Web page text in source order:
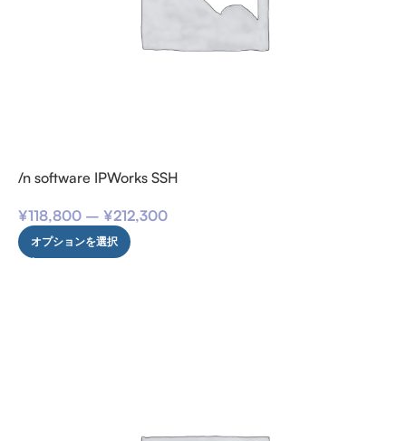
/n software IPWorks SSH
¥118,800 – ¥212,300
オプションを選択